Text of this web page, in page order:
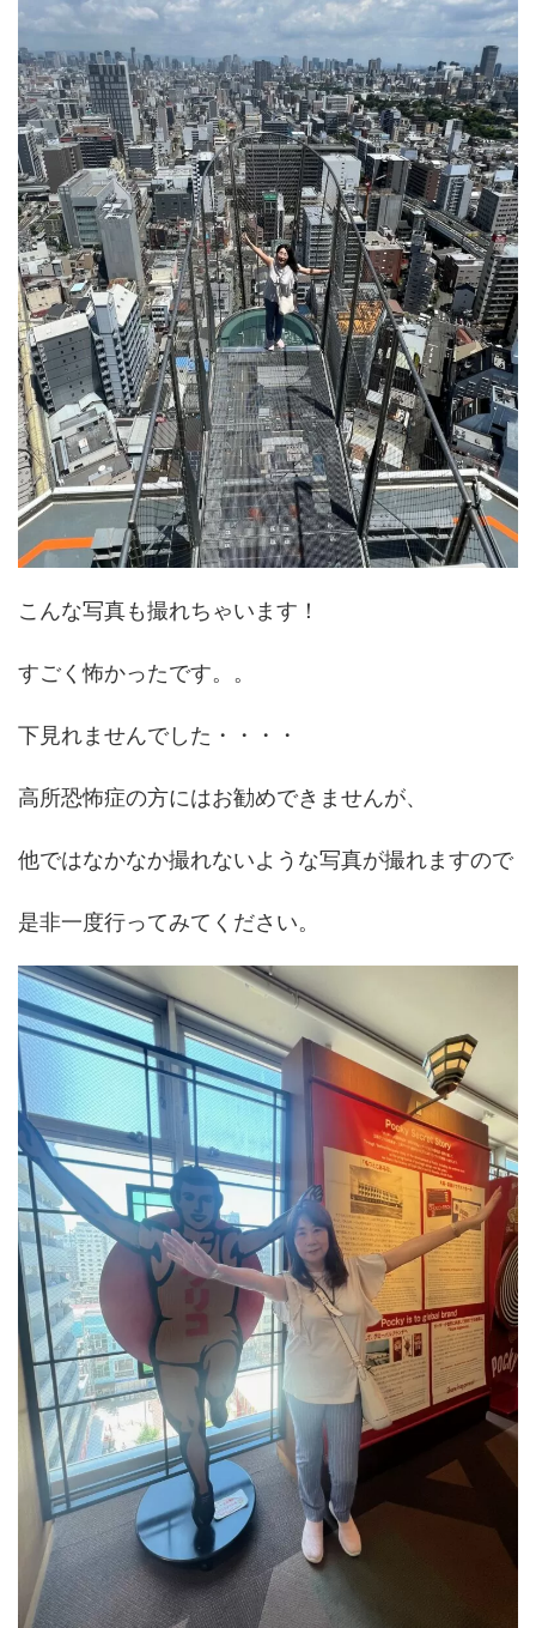
こんな写真も撮れちゃいます！
すごく怖かったです。。
下見れませんでした・・・・
高所恐怖症の方にはお勧めできませんが、
他ではなかなか撮れないような写真が撮れますので
是非一度行ってみてください。